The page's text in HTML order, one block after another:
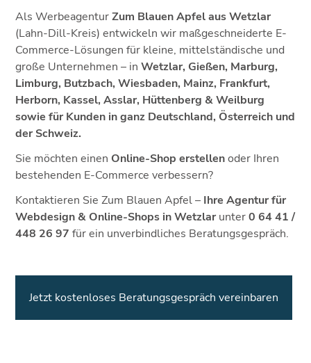
Als WerbeagenturZum Blauen Apfel aus Wetzlar
(Lahn-Dill-Kreis) entwickeln wir maßgeschneiderte E-
Commerce-Lösungen für kleine, mittelständische und
große Unternehmen – inWetzlar, Gießen, Marburg,
Limburg, Butzbach, Wiesbaden, Mainz, Frankfurt,
Herborn, Kassel, Asslar, Hüttenberg & Weilburg
sowie für Kunden in ganz Deutschland, Österreich und
der Schweiz.
Sie möchten einen Online-Shop erstellenoder Ihren
bestehenden E-Commerce verbessern?
Kontaktieren Sie Zum Blauen Apfel – Ihre Agentur für
Webdesign & Online-Shops in Wetzlar unter0 64 41 /
448 26 97 für ein unverbindliches Beratungsgespräch.
Jetzt kostenloses Beratungsgespräch vereinbaren